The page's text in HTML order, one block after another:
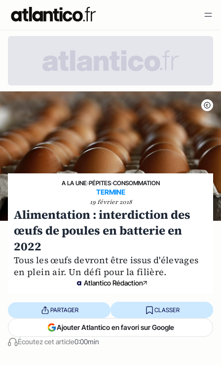
A LA UNE›PÉPITES›CONSOMMATION
TERMINE
19 février 2018
Alimentation : interdiction des
œufs de poules en batterie en
2022
Tous les œufs devront être issus d'élevages
en plein air. Un défi pour la filière.
Atlantico Rédaction
Écoutez cet article0:00min
PARTAGER CLASSER
Ajouter Atlantico en favori sur Google